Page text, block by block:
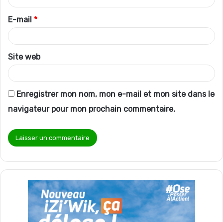
r
e
*
E-mail *
Site web
Enregistrer mon nom, mon e-mail et mon site dans le
navigateur pour mon prochain commentaire.